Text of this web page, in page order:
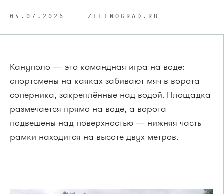
04.07.2026 ZELENOGRAD.RU
Кануполо — это командная игра на воде:
спортсмены на каяках забивают мяч в ворота
соперника, закреплённые над водой. Площадка
размечается прямо на воде, а ворота
подвешены над поверхностью — нижняя часть
рамки находится на высоте двух метров.